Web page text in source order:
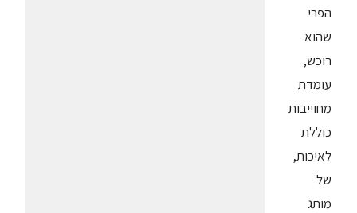
הפרי
שהוא
רוכש,
עומדת
מחוייבות
כוללת
לאיכות,
של
מותג